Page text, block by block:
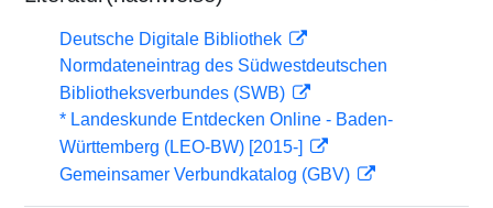
Deutsche Digitale Bibliothek
Normdateneintrag des Südwestdeutschen
Bibliotheksverbundes (SWB)
* Landeskunde Entdecken Online - Baden-
Württemberg (LEO-BW) [2015-]
Gemeinsamer Verbundkatalog (GBV)